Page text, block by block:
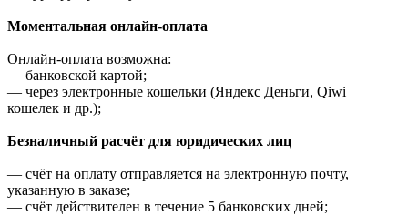
Моментальная онлайн-оплата
Онлайн-оплата возможна:
— банковской картой;
— через электронные кошельки (Яндекс Деньги, Qiwi
кошелек и др.);
Безналичный расчёт для юридических лиц
— счёт на оплату отправляется на электронную почту,
указанную в заказе;
— счёт действителен в течение 5 банковских дней;